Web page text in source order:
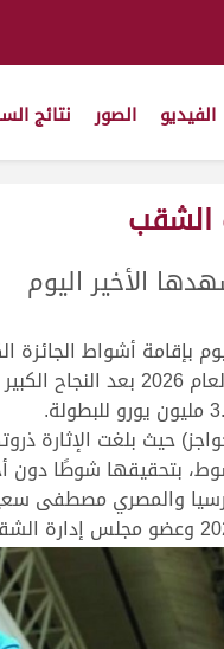
الصور نتائج
الشقب
الأخير اليوم
بإقامة أشواط
بتحقيقها شوطًا
والمصري مصطفى